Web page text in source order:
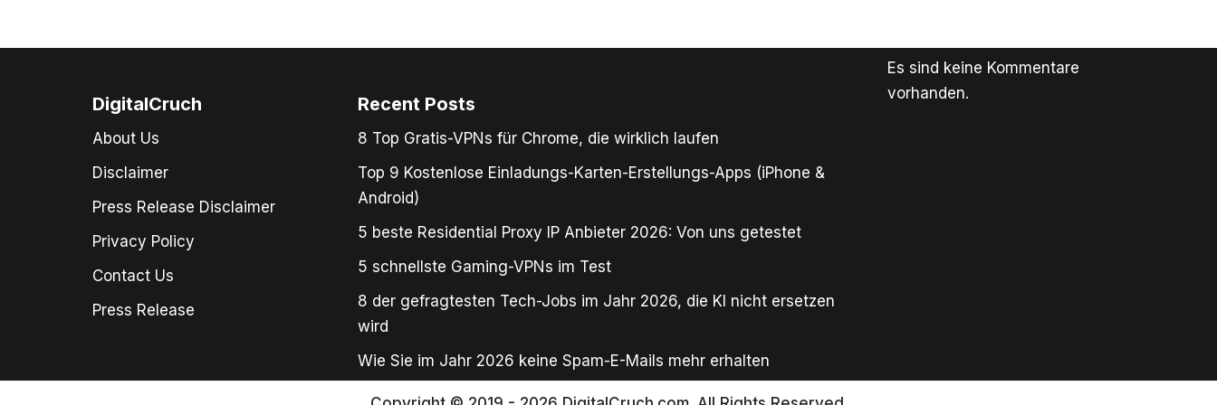
DigitalCruch
About Us
Disclaimer
Press Release Disclaimer
Privacy Policy
Contact Us
Press Release
Recent Posts
8 Top Gratis-VPNs für Chrome, die wirklich laufen
Top 9 Kostenlose Einladungs-Karten-Erstellungs-Apps (iPhone &
Android)
5 beste Residential Proxy IP Anbieter 2026: Von uns getestet
5 schnellste Gaming-VPNs im Test
8 der gefragtesten Tech-Jobs im Jahr 2026, die KI nicht ersetzen
wird
Wie Sie im Jahr 2026 keine Spam-E-Mails mehr erhalten
Es sind keine Kommentare
vorhanden.